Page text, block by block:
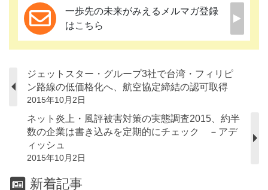
一歩先の未来がみえるメルマガ登録
はこちら
ジェットスター・グループ3社で台湾・フィリピ
ン路線の低価格化へ、航空協定締結の認可取得
2015年10月2日
ネット炎上・風評被害対策の実態調査2015、約半
数の企業は書き込みを定期的にチェック －アデ
ィッシュ
2015年10月2日
新着記事